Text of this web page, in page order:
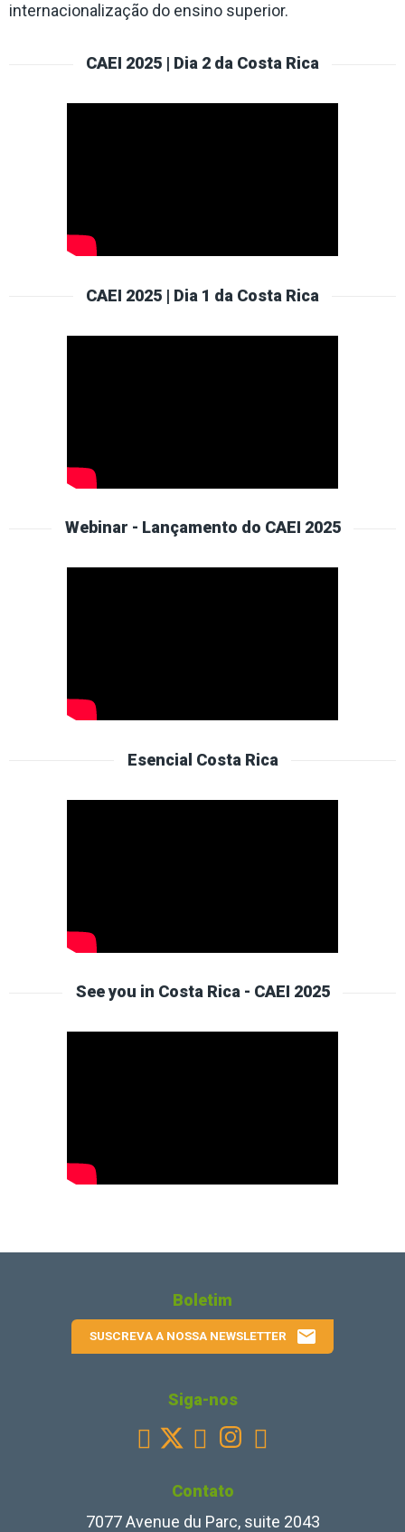
internacionalização do ensino superior.
CAEI 2025 | Dia 2 da Costa Rica
CAEI 2025 | Dia 1 da Costa Rica
Webinar - Lançamento do CAEI 2025
Esencial Costa Rica
See you in Costa Rica - CAEI 2025
Boletim
SUSCREVA A NOSSA NEWSLETTER email
Siga-nos
 Facebook
 YoutubeInstagram

Contato
7077 Avenue du Parc, suite 2043